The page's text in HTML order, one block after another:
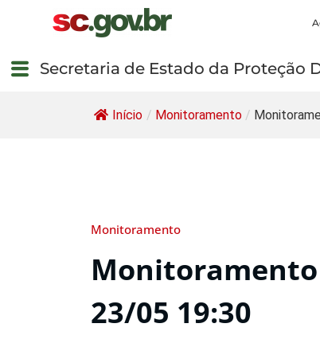
Secretaria de Estado da Proteção
Início / Monitoramento /
Monitoramento
Monitoramento
23/05 19:30